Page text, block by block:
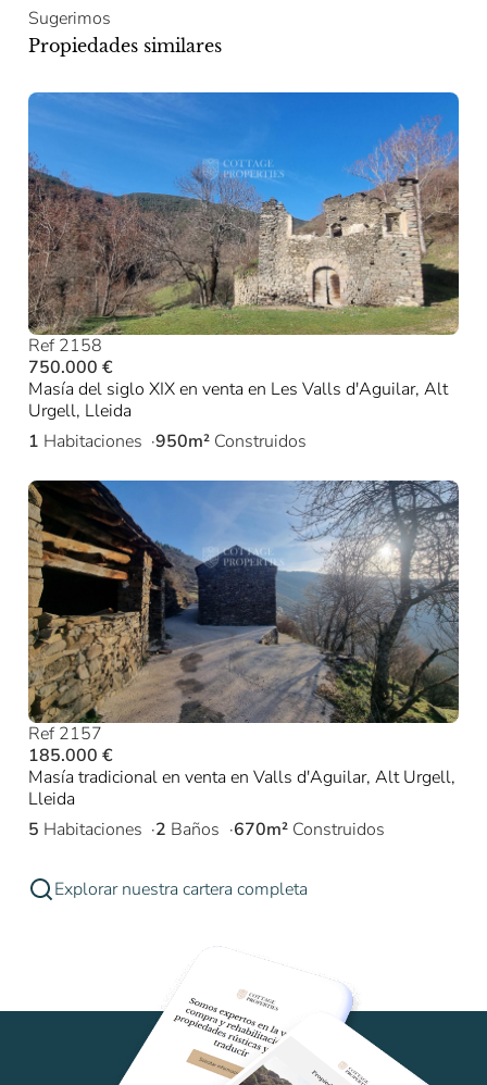
Sugerimos
Propiedades similares
Ref 2158
750.000 €
Masía del siglo XIX en venta en Les Valls d'Aguilar, Alt
Urgell, Lleida
1 Habitaciones 950m² Construidos
Ref 2157
185.000 €
Masía tradicional en venta en Valls d'Aguilar, Alt Urgell,
Lleida
5 Habitaciones 2 Baños 670m² Construidos
Explorar nuestra cartera completa